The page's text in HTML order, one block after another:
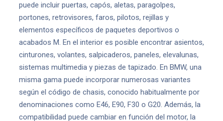
puede incluir puertas, capós, aletas, paragolpes,
portones, retrovisores, faros, pilotos, rejillas y
elementos específicos de paquetes deportivos o
acabados M. En el interior es posible encontrar asientos,
cinturones, volantes, salpicaderos, paneles, elevalunas,
sistemas multimedia y piezas de tapizado. En BMW, una
misma gama puede incorporar numerosas variantes
según el código de chasis, conocido habitualmente por
denominaciones como E46, E90, F30 o G20. Además, la
compatibilidad puede cambiar en función del motor, la